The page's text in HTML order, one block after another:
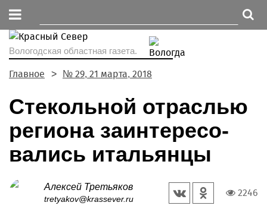
Вологодская областная газета.
Главное № 29, 21 марта, 2018
Стекольной отраслью
региона заинтересо­
вались итальянцы
Алексей Третьяков
tretyakov@krassever.ru
2246